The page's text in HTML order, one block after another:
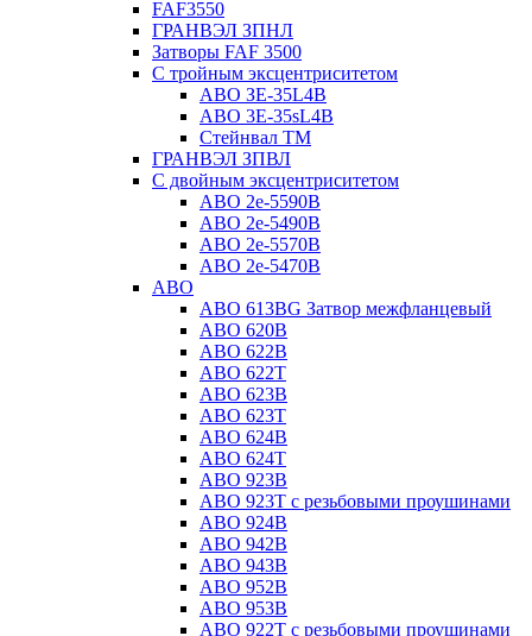
FAF3550
ГРАНВЭЛ ЗПНЛ
Затворы FAF 3500
С тройным эксцентриситетом
ABO ЗE-35L4B
ABO 3E-35sL4B
Стейнвал ТМ
ГРАНВЭЛ ЗПВЛ
С двойным эксцентриситетом
ABO 2e-5590B
ABO 2е-5490B
ABO 2е-5570B
ABO 2е-5470B
ABO
ABO 613BG Затвор межфланцевый
ABO 620B
ABO 622B
ABO 622T
ABO 623B
ABO 623T
ABO 624В
ABO 624Т
ABO 923B
ABO 923Т с резьбовыми проушинами
ABO 924B
ABO 942B
ABO 943B
ABO 952B
ABO 953B
ABO 922T с резьбовыми проушинами